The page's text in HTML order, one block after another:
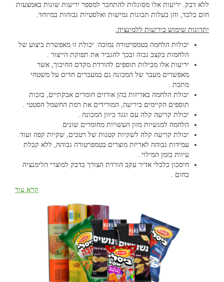
ללא דבק. יריעות אלו מסוגלות להתחבר למספר יריעות שונות באמצעות
חום בלבד, והן בעלות תכונות גמישות ואלסטיות גבוהות במיוחד.
יתרונות שימוש ביריעות ללמינציה:
יכולות הלחמה בטמפרטורה נמוכה: יכולת זו מאפשרת ביצוע של
הלחמות בקצב גבוה ובכך להגביר את תפוקת הייצור .
יריעות אלו מכילות תוספים להורדת מקדם החיכוך, אשר
מאפשרים מעבר של המכונה גם במעברים חדים על משטחי
מתכת .
יכולת הלחמה באריזות בהן אורזים חומרים אבקתיים, בזכות
תוספים הקיימים ביריעה, המורידים את רמת החשמל הסטטי .
יכולת קריעה קלה עם ונגד כיוון המכונה .
הלחמה למגשיות מזון העשויות מחומרים שונים.
יכולת קריעה קלה לשקיות קטנות של רטבים, שקיות קפה ועוד.
עמידות גבוהה לאריזת מוצרים בטמפרטורה גבוהה, ללא קבלת
עיוות בזמן המילוי .
חיסכון כלכלי אדיר עקב הורדת הצורך בדבק למוצרי הלימנציה
בחום .
שקיות לקטשופ וטרופית עם עמידות למילוי בחום גבוה
שקיות עבור אבקות מרק ועבור אבקות כביסה עם יכולת הלחמה
משופרת
יריעות לאריזת מגבונים עם אלכוהול – חסימות גבוהה לנוזלים
יריעות למגשיות – יכולת הלחמה עם פתיחה קלה .
יריעות לאריזות קטנות של רטבים, קפה, קטשופ ועוד – יכולת
של קריעה קלה
* ניתן להזמין את יריעות הלמינציה ללא תוספת גוון (שקוף), בתוספת
קרא עוד